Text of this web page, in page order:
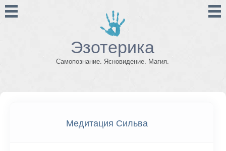
Эзотерика
Самопознание. Ясновидение. Магия.
Медитация Сильва